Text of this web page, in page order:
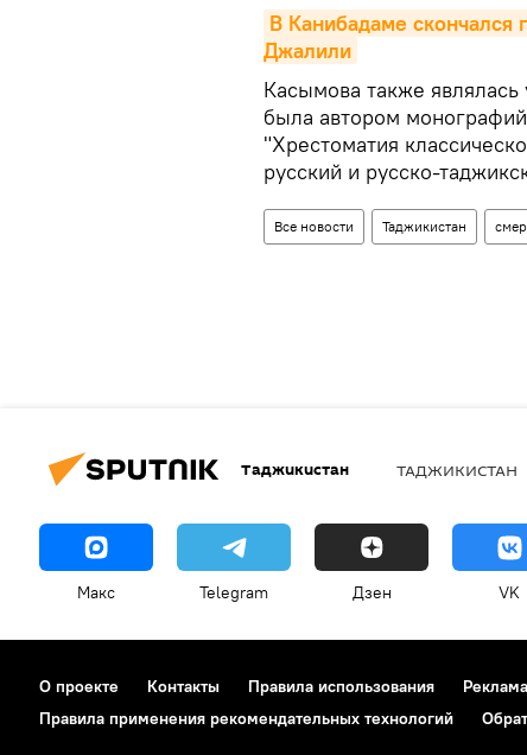
В Канибадаме скончался
Джалили
Касымова также
была автором
"Хрестоматия
русский и русско-
Все новости Таджикистан
Таджикистан ТАДЖИКИСТАН
Макс Telegram Дзен VK
О проекте Контакты Правила использования Реклама
Правила применения рекомендательных технологий